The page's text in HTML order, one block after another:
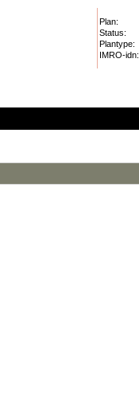
Plan:
Status:
Plantype:
IMRO-idn: